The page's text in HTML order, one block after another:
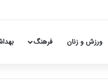
ورزش و زنان فرهنگ